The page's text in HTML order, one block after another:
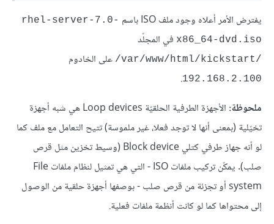
يفترض الأمر أعلاه وجود ملف ISO باسم
rhel-server-7.0-
x86_64-dvd.iso في المجلّد
/var/www/html/kickstart/ على الخادوم
192.168.2.100
.
ملحوظة:
الأجهزة الطرفية الحلقيّة Loop devices هي شبه أجهزة
تخيّلية (بمعنى أنها لا توجد فعلا، غير ملموسة) تتيح التعامل مع ملف كما
لو أنه جهاز طرفي كتلي Block device (وسيط تخزين مثل قرص
صلب). يمكّن تركيب ملفات ISO - التي هي تمثيل لنظام ملفات File
system أو تجزئة من قرص صلب - بوصفها أجهزة حلقية من الوصول
إلى محتواها كما لو كانت أنظمة ملفات فعلية.